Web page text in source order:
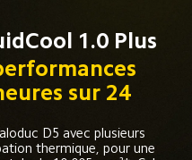
1.0 Plus
sur 24
D5 avec plusieurs
thermique, pour une